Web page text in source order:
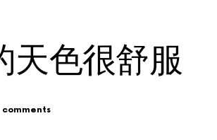
天色很舒服
comments